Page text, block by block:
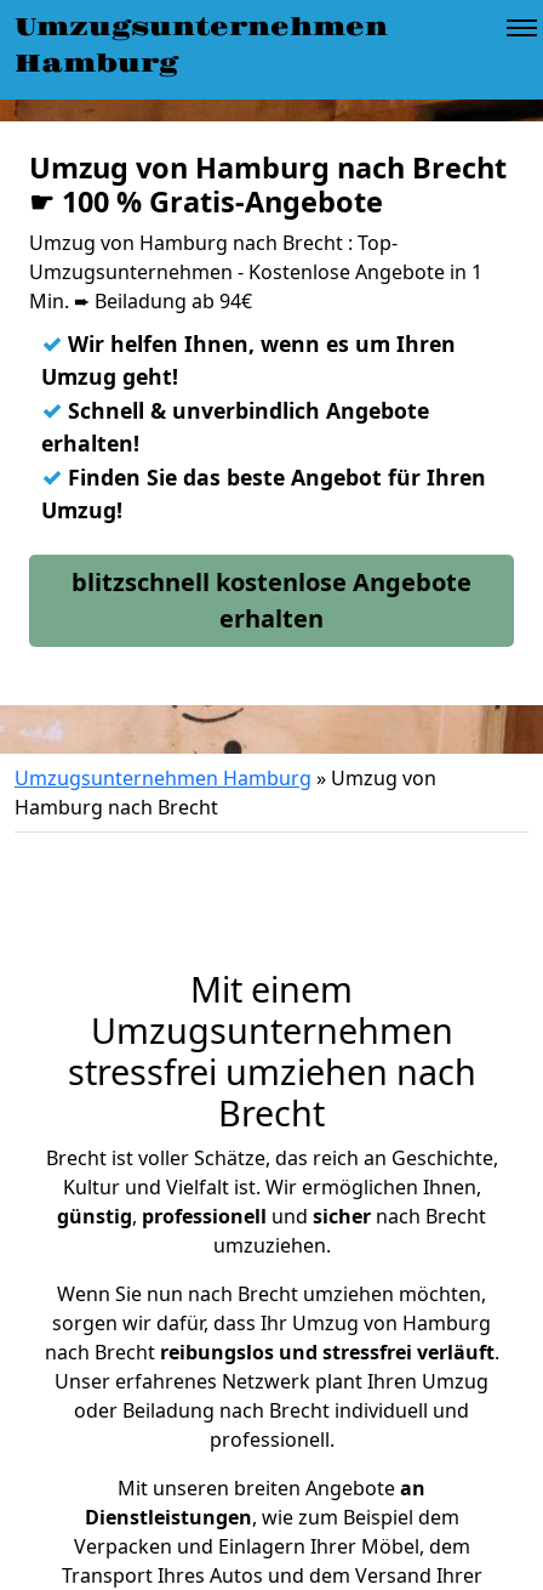
Umzugsunternehmen
Hamburg
Umzug von Hamburg nach Brecht
☛ 100 % Gratis-Angebote
Umzug von Hamburg nach Brecht : Top-
Umzugsunternehmen - Kostenlose Angebote in 1
Min. ➨ Beiladung ab 94€
✓ Wir helfen Ihnen, wenn es um Ihren
Umzug geht!
✓ Schnell & unverbindlich Angebote
erhalten!
✓ Finden Sie das beste Angebot für Ihren
Umzug!
blitzschnell kostenlose Angebote
erhalten
Umzugsunternehmen Hamburg » Umzug von
Hamburg nach Brecht
Mit einem
Umzugsunternehmen
stressfrei umziehen nach
Brecht
Brecht ist voller Schätze, das reich an Geschichte,
Kultur und Vielfalt ist. Wir ermöglichen Ihnen,
günstig, professionell und sicher nach Brecht
umzuziehen.
Wenn Sie nun nach Brecht umziehen möchten,
sorgen wir dafür, dass Ihr Umzug von Hamburg
nach Brecht reibungslos und stressfrei verläuft.
Unser erfahrenes Netzwerk plant Ihren Umzug
oder Beiladung nach Brecht individuell und
professionell.
Mit unseren breiten Angebotean
Dienstleistungen, wie zum Beispiel dem
Verpacken und Einlagern Ihrer Möbel, dem
Transport Ihres Autos und dem Versand Ihrer